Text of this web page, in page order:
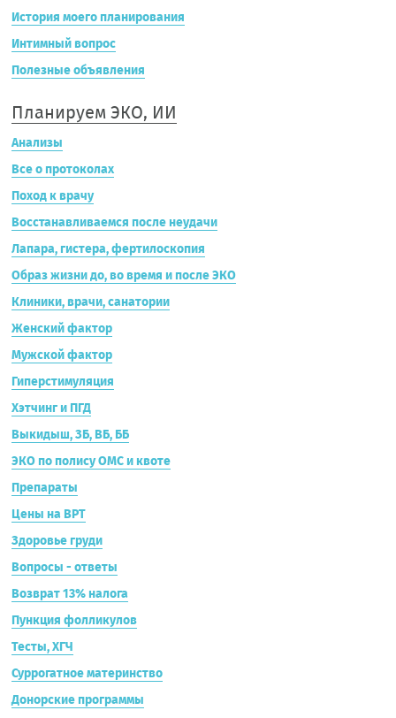
История моего планирования
Интимный вопрос
Полезные объявления
Планируем ЭКО, ИИ
Анализы
Все о протоколах
Поход к врачу
Восстанавливаемся после неудачи
Лапара, гистера, фертилоскопия
Образ жизни до, во время и после ЭКО
Клиники, врачи, санатории
Женский фактор
Мужской фактор
Гиперстимуляция
Хэтчинг и ПГД
Выкидыш, ЗБ, ВБ, ББ
ЭКО по полису ОМС и квоте
Препараты
Цены на ВРТ
Здоровье груди
Вопросы - ответы
Возврат 13% налога
Пункция фолликулов
Тесты, ХГЧ
Суррогатное материнство
Донорские программы